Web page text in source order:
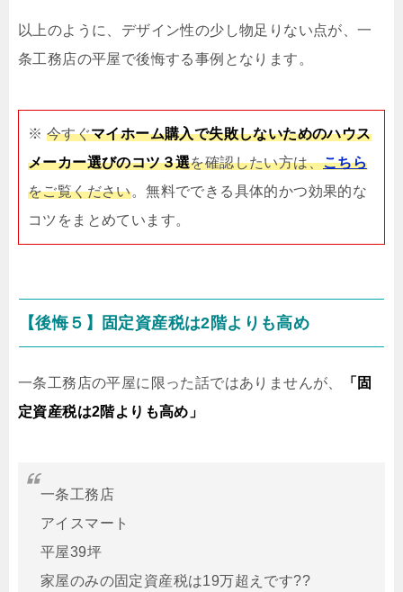
以上のように、デザイン性の少し物足りない点が、一
条工務店の平屋で後悔する事例となります。
※ 今すぐマイホーム購入で失敗しないためのハウス
メーカー選びのコツ３選を確認したい方は、こちら
をご覧ください。無料でできる具体的かつ効果的な
コツをまとめています。
【後悔５】固定資産税は2階よりも高め
一条工務店の平屋に限った話ではありませんが、
「固
定資産税は2階よりも高め」
一条工務店
アイスマート
平屋39坪
家屋のみの固定資産税は19万超えです??